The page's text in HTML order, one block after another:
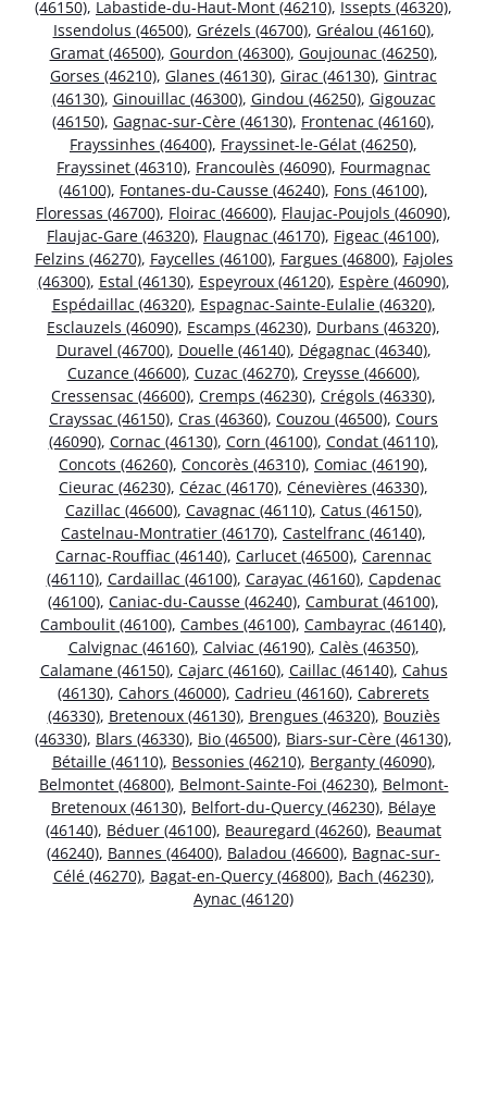
(46150), Labastide-du-Haut-Mont (46210), Issepts (46320),
Issendolus (46500), Grézels (46700), Gréalou (46160),
Gramat (46500), Gourdon (46300), Goujounac (46250),
Gorses (46210), Glanes (46130), Girac (46130), Gintrac
(46130), Ginouillac (46300), Gindou (46250), Gigouzac
(46150), Gagnac-sur-Cère (46130), Frontenac (46160),
Frayssinhes (46400), Frayssinet-le-Gélat (46250),
Frayssinet (46310), Francoulès (46090), Fourmagnac
(46100), Fontanes-du-Causse (46240), Fons (46100),
Floressas (46700), Floirac (46600), Flaujac-Poujols (46090),
Flaujac-Gare (46320), Flaugnac (46170), Figeac (46100),
Felzins (46270), Faycelles (46100), Fargues (46800), Fajoles
(46300), Estal (46130), Espeyroux (46120), Espère (46090),
Espédaillac (46320), Espagnac-Sainte-Eulalie (46320),
Esclauzels (46090), Escamps (46230), Durbans (46320),
Duravel (46700), Douelle (46140), Dégagnac (46340),
Cuzance (46600), Cuzac (46270), Creysse (46600),
Cressensac (46600), Cremps (46230), Crégols (46330),
Crayssac (46150), Cras (46360), Couzou (46500), Cours
(46090), Cornac (46130), Corn (46100), Condat (46110),
Concots (46260), Concorès (46310), Comiac (46190),
Cieurac (46230), Cézac (46170), Cénevières (46330),
Cazillac (46600), Cavagnac (46110), Catus (46150),
Castelnau-Montratier (46170), Castelfranc (46140),
Carnac-Rouffiac (46140), Carlucet (46500), Carennac
(46110), Cardaillac (46100), Carayac (46160), Capdenac
(46100), Caniac-du-Causse (46240), Camburat (46100),
Camboulit (46100), Cambes (46100), Cambayrac (46140),
Calvignac (46160), Calviac (46190), Calès (46350),
Calamane (46150), Cajarc (46160), Caillac (46140), Cahus
(46130), Cahors (46000), Cadrieu (46160), Cabrerets
(46330), Bretenoux (46130), Brengues (46320), Bouziès
(46330), Blars (46330), Bio (46500), Biars-sur-Cère (46130),
Bétaille (46110), Bessonies (46210), Berganty (46090),
Belmontet (46800), Belmont-Sainte-Foi (46230), Belmont-
Bretenoux (46130), Belfort-du-Quercy (46230), Bélaye
(46140), Béduer (46100), Beauregard (46260), Beaumat
(46240), Bannes (46400), Baladou (46600), Bagnac-sur-
Célé (46270), Bagat-en-Quercy (46800), Bach (46230),
Aynac (46120)